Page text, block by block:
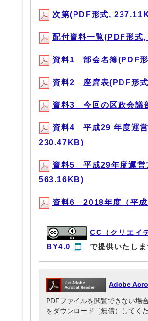
次第(PDF形式,
配付資料一覧(PDF形式
資料1 部会名簿(PDF
資料2 座席表(PDF形
資料3 今回の区政会議
資料4 平成29 年度運
230.47KB)
資料5 平成29年度運営
563.16KB)
資料6 2018年度（平
CC（クリエイ
BY4.0
で提供いたしま
Adobe
PDFファイルを閲覧できない場
をダウンロード（無償）してくだ